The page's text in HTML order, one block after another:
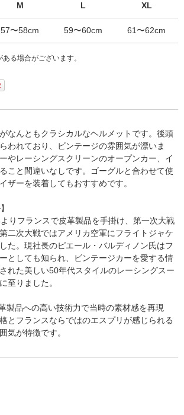
M L XL
57〜58cm 59〜60cm 61〜62cm
る場合がございます。
なんともクラシカルなヘルメットです。後頭
われており、ビンテージの雰囲気が漂いま
やレーシングスクリーンのオープンカー、イ
こと間違いなしです。ゴーグルと合わせて使
ザーを装着してもおすすめです。
りフランスで皮革製品を手掛け、第一次大戦
二次大戦ではアメリカ空軍にフライトジャケ
た。現社長のピエール・バルディノン氏はフ
としても知られ、ビンテージカーを愛する情
れた美しい50年代スタイルのレーシングスー
至りました。
製品への高い技術力で当時の素材感を再現
とフランスならではのエスプリが感じられる
気が特徴です。